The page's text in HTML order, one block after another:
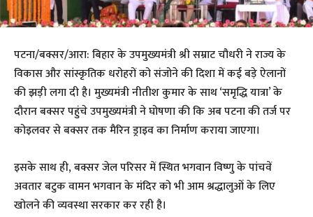
​पटना/बक्सर/आरा: बिहार के उपमुख्यमंत्री श्री सम्राट चौधरी ने राज्य के
विकास और सांस्कृतिक धरोहरों को संजोने की दिशा में कई बड़े ऐलानों
की झड़ी लगा दी है। मुख्यमंत्री नीतीश कुमार के साथ ‘समृद्धि यात्रा’ के
दौरान बक्सर पहुंचे उपमुख्यमंत्री ने घोषणा की कि अब पटना की तर्ज पर
कोइलवर से बक्सर तक मैरिन ड्राइव का निर्माण कराया जाएगा।
इसके साथ ही, बक्सर जेल परिसर में स्थित भगवान विष्णु के पांचवें
अवतार बटुक वामन भगवान के मंदिर को भी आम श्रद्धालुओं के लिए
खोलने की व्यवस्था सरकार कर रही है।